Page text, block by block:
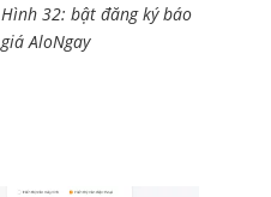
Hình 32: bật đăng ký báo
giá AloNgay